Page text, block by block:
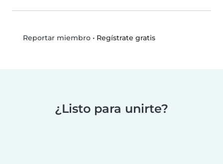
Reportar miembro• Regístrate gratis
¿Listo para unirte?